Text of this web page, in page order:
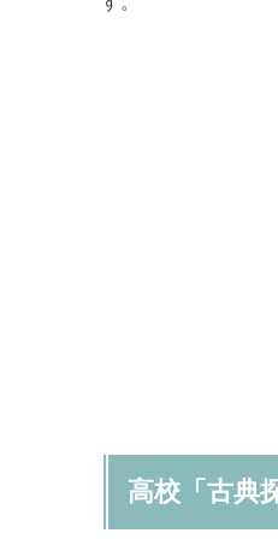
高校「古典